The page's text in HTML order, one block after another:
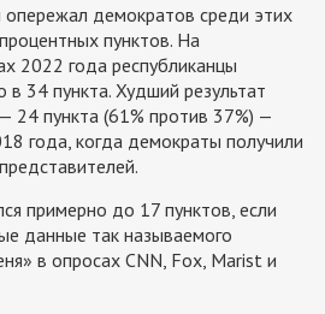
демократов среди этих
пунктов. На
2022 года республиканцы
34 пункта. Худший результат
24 пункта (61% против 37%) —
года, когда демократы получили
примерно до 17 пунктов, если
данные так называемого
в опросах CNN, Fox, Marist и